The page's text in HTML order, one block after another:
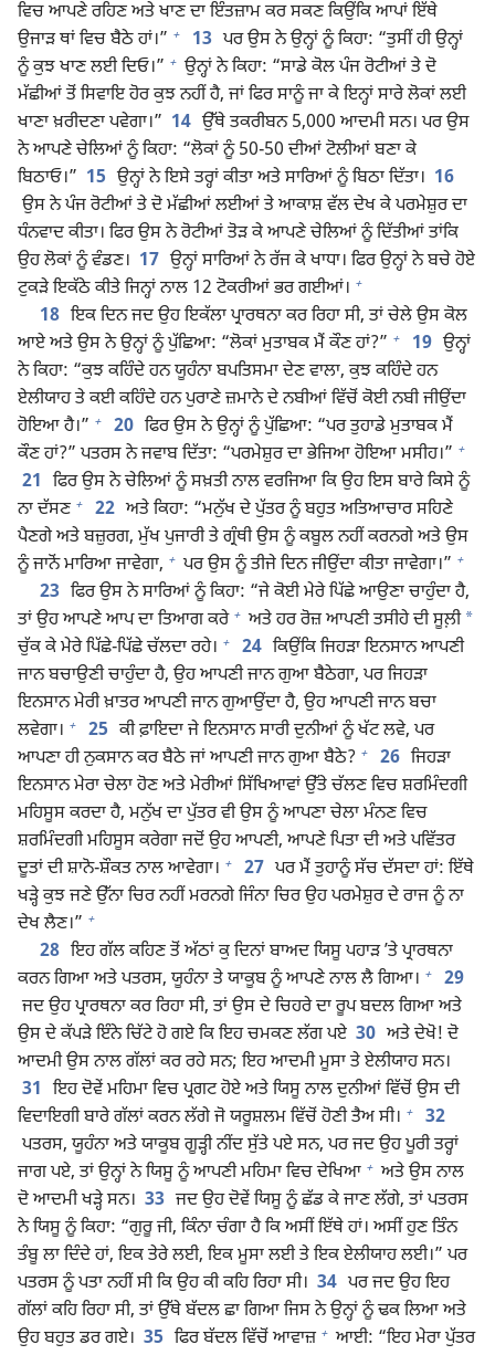
ਵਿਚ ਆਪਣੇ ਰਹਿਣ ਅਤੇ ਖਾਣ ਦਾ ਇੰਤਜ਼ਾਮ ਕਰ ਸਕਣ ਕਿਉਂਕਿ ਆਪਾਂ ਇੱਥੇ
ਉਜਾੜ ਥਾਂ ਵਿਚ ਬੈਠੇ ਹਾਂ।” + 13 ਪਰ ਉਸ ਨੇ ਉਨ੍ਹਾਂ ਨੂੰ ਕਿਹਾ: “ਤੁਸੀਂ ਹੀ ਉਨ੍ਹਾਂ
ਨੂੰ ਕੁਝ ਖਾਣ ਲਈ ਦਿਓ।” + ਉਨ੍ਹਾਂ ਨੇ ਕਿਹਾ: “ਸਾਡੇ ਕੋਲ ਪੰਜ ਰੋਟੀਆਂ ਤੇ ਦੋ
ਮੱਛੀਆਂ ਤੋਂ ਸਿਵਾਇ ਹੋਰ ਕੁਝ ਨਹੀਂ ਹੈ, ਜਾਂ ਫਿਰ ਸਾਨੂੰ ਜਾ ਕੇ ਇਨ੍ਹਾਂ ਸਾਰੇ ਲੋਕਾਂ ਲਈ
ਖਾਣਾ ਖ਼ਰੀਦਣਾ ਪਵੇਗਾ।” 14 ਉੱਥੇ ਤਕਰੀਬਨ 5,000 ਆਦਮੀ ਸਨ। ਪਰ ਉਸ
ਨੇ ਆਪਣੇ ਚੇਲਿਆਂ ਨੂੰ ਕਿਹਾ: “ਲੋਕਾਂ ਨੂੰ 50-50 ਦੀਆਂ ਟੋਲੀਆਂ ਬਣਾ ਕੇ
ਬਿਠਾਓ।” 15 ਉਨ੍ਹਾਂ ਨੇ ਇਸੇ ਤਰ੍ਹਾਂ ਕੀਤਾ ਅਤੇ ਸਾਰਿਆਂ ਨੂੰ ਬਿਠਾ ਦਿੱਤਾ। 16
ਉਸ ਨੇ ਪੰਜ ਰੋਟੀਆਂ ਤੇ ਦੋ ਮੱਛੀਆਂ ਲਈਆਂ ਤੇ ਆਕਾਸ਼ ਵੱਲ ਦੇਖ ਕੇ ਪਰਮੇਸ਼ੁਰ ਦਾ
ਧੰਨਵਾਦ ਕੀਤਾ। ਫਿਰ ਉਸ ਨੇ ਰੋਟੀਆਂ ਤੋੜ ਕੇ ਆਪਣੇ ਚੇਲਿਆਂ ਨੂੰ ਦਿੱਤੀਆਂ ਤਾਂਕਿ
ਉਹ ਲੋਕਾਂ ਨੂੰ ਵੰਡਣ। 17 ਉਨ੍ਹਾਂ ਸਾਰਿਆਂ ਨੇ ਰੱਜ ਕੇ ਖਾਧਾ। ਫਿਰ ਉਨ੍ਹਾਂ ਨੇ ਬਚੇ ਹੋਏ
ਟੁਕੜੇ ਇਕੱਠੇ ਕੀਤੇ ਜਿਨ੍ਹਾਂ ਨਾਲ 12 ਟੋਕਰੀਆਂ ਭਰ ਗਈਆਂ। +
18 ਇਕ ਦਿਨ ਜਦ ਉਹ ਇਕੱਲਾ ਪ੍ਰਾਰਥਨਾ ਕਰ ਰਿਹਾ ਸੀ, ਤਾਂ ਚੇਲੇ ਉਸ ਕੋਲ
ਆਏ ਅਤੇ ਉਸ ਨੇ ਉਨ੍ਹਾਂ ਨੂੰ ਪੁੱਛਿਆ: “ਲੋਕਾਂ ਮੁਤਾਬਕ ਮੈਂ ਕੌਣ ਹਾਂ?” + 19 ਉਨ੍ਹਾਂ
ਨੇ ਕਿਹਾ: “ਕੁਝ ਕਹਿੰਦੇ ਹਨ ਯੂਹੰਨਾ ਬਪਤਿਸਮਾ ਦੇਣ ਵਾਲਾ, ਕੁਝ ਕਹਿੰਦੇ ਹਨ
ਏਲੀਯਾਹ ਤੇ ਕਈ ਕਹਿੰਦੇ ਹਨ ਪੁਰਾਣੇ ਜ਼ਮਾਨੇ ਦੇ ਨਬੀਆਂ ਵਿੱਚੋਂ ਕੋਈ ਨਬੀ ਜੀਉਂਦਾ
ਹੋਇਆ ਹੈ।” + 20 ਫਿਰ ਉਸ ਨੇ ਉਨ੍ਹਾਂ ਨੂੰ ਪੁੱਛਿਆ: “ਪਰ ਤੁਹਾਡੇ ਮੁਤਾਬਕ ਮੈਂ
ਕੌਣ ਹਾਂ?” ਪਤਰਸ ਨੇ ਜਵਾਬ ਦਿੱਤਾ: “ਪਰਮੇਸ਼ੁਰ ਦਾ ਭੇਜਿਆ ਹੋਇਆ ਮਸੀਹ।” +
21 ਫਿਰ ਉਸ ਨੇ ਚੇਲਿਆਂ ਨੂੰ ਸਖ਼ਤੀ ਨਾਲ ਵਰਜਿਆ ਕਿ ਉਹ ਇਸ ਬਾਰੇ ਕਿਸੇ ਨੂੰ
ਨਾ ਦੱਸਣ + 22 ਅਤੇ ਕਿਹਾ: “ਮਨੁੱਖ ਦੇ ਪੁੱਤਰ ਨੂੰ ਬਹੁਤ ਅਤਿਆਚਾਰ ਸਹਿਣੇ
ਪੈਣਗੇ ਅਤੇ ਬਜ਼ੁਰਗ, ਮੁੱਖ ਪੁਜਾਰੀ ਤੇ ਗ੍ਰੰਥੀ ਉਸ ਨੂੰ ਕਬੂਲ ਨਹੀਂ ਕਰਨਗੇ ਅਤੇ ਉਸ
ਨੂੰ ਜਾਨੋਂ ਮਾਰਿਆ ਜਾਵੇਗਾ, + ਪਰ ਉਸ ਨੂੰ ਤੀਜੇ ਦਿਨ ਜੀਉਂਦਾ ਕੀਤਾ ਜਾਵੇਗਾ।” +
23 ਫਿਰ ਉਸ ਨੇ ਸਾਰਿਆਂ ਨੂੰ ਕਿਹਾ: “ਜੇ ਕੋਈ ਮੇਰੇ ਪਿੱਛੇ ਆਉਣਾ ਚਾਹੁੰਦਾ ਹੈ,
ਤਾਂ ਉਹ ਆਪਣੇ ਆਪ ਦਾ ਤਿਆਗ ਕਰੇ + ਅਤੇ ਹਰ ਰੋਜ਼ ਆਪਣੀ ਤਸੀਹੇ ਦੀ ਸੂਲ਼ੀ *
ਚੁੱਕ ਕੇ ਮੇਰੇ ਪਿੱਛੇ-ਪਿੱਛੇ ਚੱਲਦਾ ਰਹੇ। + 24 ਕਿਉਂਕਿ ਜਿਹੜਾ ਇਨਸਾਨ ਆਪਣੀ
ਜਾਨ ਬਚਾਉਣੀ ਚਾਹੁੰਦਾ ਹੈ, ਉਹ ਆਪਣੀ ਜਾਨ ਗੁਆ ਬੈਠੇਗਾ, ਪਰ ਜਿਹੜਾ
ਇਨਸਾਨ ਮੇਰੀ ਖ਼ਾਤਰ ਆਪਣੀ ਜਾਨ ਗੁਆਉਂਦਾ ਹੈ, ਉਹ ਆਪਣੀ ਜਾਨ ਬਚਾ
ਲਵੇਗਾ। + 25 ਕੀ ਫ਼ਾਇਦਾ ਜੇ ਇਨਸਾਨ ਸਾਰੀ ਦੁਨੀਆਂ ਨੂੰ ਖੱਟ ਲਵੇ, ਪਰ
ਆਪਣਾ ਹੀ ਨੁਕਸਾਨ ਕਰ ਬੈਠੇ ਜਾਂ ਆਪਣੀ ਜਾਨ ਗੁਆ ਬੈਠੇ? + 26 ਜਿਹੜਾ
ਇਨਸਾਨ ਮੇਰਾ ਚੇਲਾ ਹੋਣ ਅਤੇ ਮੇਰੀਆਂ ਸਿੱਖਿਆਵਾਂ ਉੱਤੇ ਚੱਲਣ ਵਿਚ ਸ਼ਰਮਿੰਦਗੀ
ਮਹਿਸੂਸ ਕਰਦਾ ਹੈ, ਮਨੁੱਖ ਦਾ ਪੁੱਤਰ ਵੀ ਉਸ ਨੂੰ ਆਪਣਾ ਚੇਲਾ ਮੰਨਣ ਵਿਚ
ਸ਼ਰਮਿੰਦਗੀ ਮਹਿਸੂਸ ਕਰੇਗਾ ਜਦੋਂ ਉਹ ਆਪਣੀ, ਆਪਣੇ ਪਿਤਾ ਦੀ ਅਤੇ ਪਵਿੱਤਰ
ਦੂਤਾਂ ਦੀ ਸ਼ਾਨੋ-ਸ਼ੌਕਤ ਨਾਲ ਆਵੇਗਾ। + 27 ਪਰ ਮੈਂ ਤੁਹਾਨੂੰ ਸੱਚ ਦੱਸਦਾ ਹਾਂ: ਇੱਥੇ
ਖੜ੍ਹੇ ਕੁਝ ਜਣੇ ਉੱਨਾ ਚਿਰ ਨਹੀਂ ਮਰਨਗੇ ਜਿੰਨਾ ਚਿਰ ਉਹ ਪਰਮੇਸ਼ੁਰ ਦੇ ਰਾਜ ਨੂੰ ਨਾ
ਦੇਖ ਲੈਣ।” +
28 ਇਹ ਗੱਲ ਕਹਿਣ ਤੋਂ ਅੱਠਾਂ ਕੁ ਦਿਨਾਂ ਬਾਅਦ ਯਿਸੂ ਪਹਾੜ ʼਤੇ ਪ੍ਰਾਰਥਨਾ
ਕਰਨ ਗਿਆ ਅਤੇ ਪਤਰਸ, ਯੂਹੰਨਾ ਤੇ ਯਾਕੂਬ ਨੂੰ ਆਪਣੇ ਨਾਲ ਲੈ ਗਿਆ। +
29
ਜਦ ਉਹ ਪ੍ਰਾਰਥਨਾ ਕਰ ਰਿਹਾ ਸੀ, ਤਾਂ ਉਸ ਦੇ ਚਿਹਰੇ ਦਾ ਰੂਪ ਬਦਲ ਗਿਆ ਅਤੇ
ਉਸ ਦੇ ਕੱਪੜੇ ਇੰਨੇ ਚਿੱਟੇ ਹੋ ਗਏ ਕਿ ਇਹ ਚਮਕਣ ਲੱਗ ਪਏ 30 ਅਤੇ ਦੇਖੋ! ਦੋ
ਆਦਮੀ ਉਸ ਨਾਲ ਗੱਲਾਂ ਕਰ ਰਹੇ ਸਨ; ਇਹ ਆਦਮੀ ਮੂਸਾ ਤੇ ਏਲੀਯਾਹ ਸਨ।
31 ਇਹ ਦੋਵੇਂ ਮਹਿਮਾ ਵਿਚ ਪ੍ਰਗਟ ਹੋਏ ਅਤੇ ਯਿਸੂ ਨਾਲ ਦੁਨੀਆਂ ਵਿੱਚੋਂ ਉਸ ਦੀ
ਵਿਦਾਇਗੀ ਬਾਰੇ ਗੱਲਾਂ ਕਰਨ ਲੱਗੇ ਜੋ ਯਰੂਸ਼ਲਮ ਵਿੱਚੋਂ ਹੋਣੀ ਤੈਅ ਸੀ। +
32
ਪਤਰਸ, ਯੂਹੰਨਾ ਅਤੇ ਯਾਕੂਬ ਗੂੜ੍ਹੀ ਨੀਂਦ ਸੁੱਤੇ ਪਏ ਸਨ, ਪਰ ਜਦ ਉਹ ਪੂਰੀ ਤਰ੍ਹਾਂ
ਜਾਗ ਪਏ, ਤਾਂ ਉਨ੍ਹਾਂ ਨੇ ਯਿਸੂ ਨੂੰ ਆਪਣੀ ਮਹਿਮਾ ਵਿਚ ਦੇਖਿਆ + ਅਤੇ ਉਸ ਨਾਲ
ਦੋ ਆਦਮੀ ਖੜ੍ਹੇ ਸਨ। 33 ਜਦ ਉਹ ਦੋਵੇਂ ਯਿਸੂ ਨੂੰ ਛੱਡ ਕੇ ਜਾਣ ਲੱਗੇ, ਤਾਂ ਪਤਰਸ
ਨੇ ਯਿਸੂ ਨੂੰ ਕਿਹਾ: “ਗੁਰੂ ਜੀ, ਕਿੰਨਾ ਚੰਗਾ ਹੈ ਕਿ ਅਸੀਂ ਇੱਥੇ ਹਾਂ। ਅਸੀਂ ਹੁਣ ਤਿੰਨ
ਤੰਬੂ ਲਾ ਦਿੰਦੇ ਹਾਂ, ਇਕ ਤੇਰੇ ਲਈ, ਇਕ ਮੂਸਾ ਲਈ ਤੇ ਇਕ ਏਲੀਯਾਹ ਲਈ।” ਪਰ
ਪਤਰਸ ਨੂੰ ਪਤਾ ਨਹੀਂ ਸੀ ਕਿ ਉਹ ਕੀ ਕਹਿ ਰਿਹਾ ਸੀ। 34 ਪਰ ਜਦ ਉਹ ਇਹ
ਗੱਲਾਂ ਕਹਿ ਰਿਹਾ ਸੀ, ਤਾਂ ਉੱਥੇ ਬੱਦਲ ਛਾ ਗਿਆ ਜਿਸ ਨੇ ਉਨ੍ਹਾਂ ਨੂੰ ਢਕ ਲਿਆ ਅਤੇ
ਉਹ ਬਹੁਤ ਡਰ ਗਏ। 35 ਫਿਰ ਬੱਦਲ ਵਿੱਚੋਂ ਆਵਾਜ਼ + ਆਈ: “ਇਹ ਮੇਰਾ ਪੁੱਤਰ